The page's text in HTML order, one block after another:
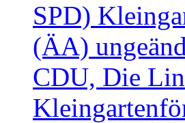
SPD)
(ÄA)
CDU, Die